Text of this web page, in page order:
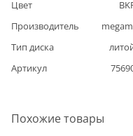
Цвет
Производитель
Тип диска
Артикул
Похожие товары